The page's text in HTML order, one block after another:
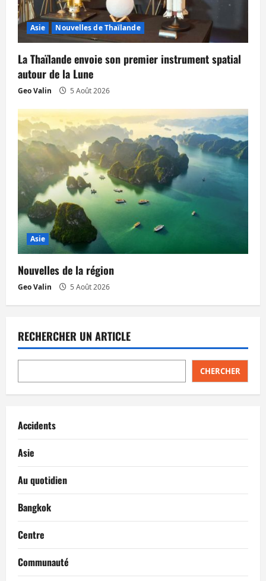
Asie Nouvelles de Thaïlande
La Thaïlande envoie son premier instrument spatial
autour de la Lune
Geo Valin 5 Août 2026
Asie
Nouvelles de la région
Geo Valin 5 Août 2026
RECHERCHER UN ARTICLE
CHERCHER
Accidents
Asie
Au quotidien
Bangkok
Centre
Communauté